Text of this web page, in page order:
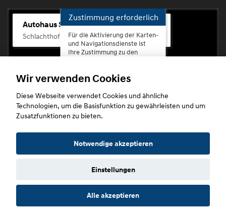
Autohaus Scherhag
Schlachthofstr. 68, 56073 Koblenz-Rauental
Zustimmung erforderlich
Für die Aktivierung der Karten-
und Navigationsdienste ist
Ihre Zustimmung zu den
erforderlich.
Zustimmen
Copyright © 2026. Autohaus Scherhag
Datenschutz Impressum
Wir verwenden Cookies
Diese Webseite verwendet Cookies und ähnliche
Technologien, um die Basisfunktion zu gewährleisten und um
Zusatzfunktionen zu bieten.
Notwendige akzeptieren
Einstellungen
Alle akzeptieren